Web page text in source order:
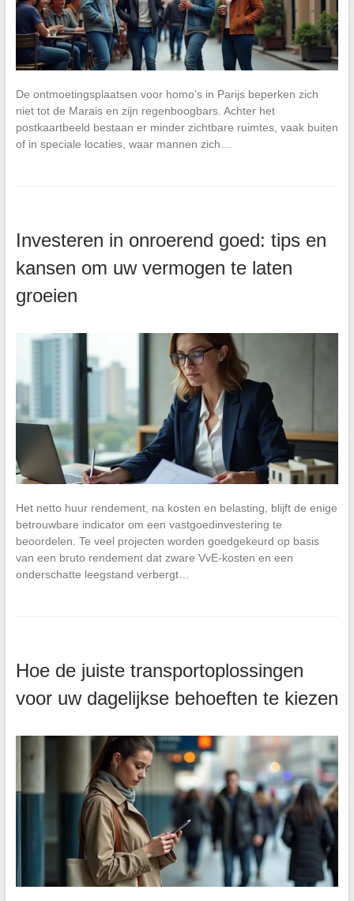
De ontmoetingsplaatsen voor homo’s in Parijs beperken zich
niet tot de Marais en zijn regenboogbars. Achter het
postkaartbeeld bestaan er minder zichtbare ruimtes, vaak buiten
of in speciale locaties, waar mannen zich…
Investeren in onroerend goed: tips en
kansen om uw vermogen te laten
groeien
Het netto huur rendement, na kosten en belasting, blijft de enige
betrouwbare indicator om een vastgoedinvestering te
beoordelen. Te veel projecten worden goedgekeurd op basis
van een bruto rendement dat zware VvE-kosten en een
onderschatte leegstand verbergt…
Hoe de juiste transportoplossingen
voor uw dagelijkse behoeften te kiezen